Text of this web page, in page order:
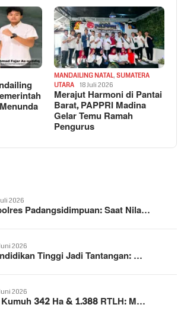
MANDAILING NATAL, SUMATERA
UTARA
18 Juli 2026
Merajut Harmoni di Pantai
Barat, PAPPRI Madina
Gelar Temu Ramah
Pengurus
2026
Padangsidimpuan: Saat Nila…
2026
Tinggi Jadi Tantangan: …
2026
342 Ha & 1.388 RTLH: M…